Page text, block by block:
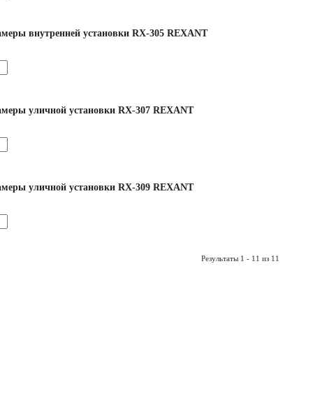
внутренней установки RX-305 REXANT
уличной установки RX-307 REXANT
уличной установки RX-309 REXANT
Результаты 1 - 11 из 11